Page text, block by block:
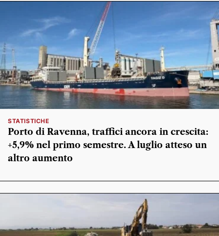
STATISTICHE
Porto di Ravenna, traffici ancora in crescita:
+5,9% nel primo semestre. A luglio atteso un
altro aumento